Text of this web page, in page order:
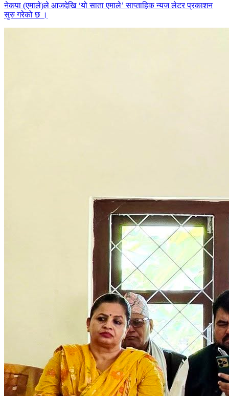
नेकपा (एमाले)ले आजदेखि ‘यो साता एमाले’ साप्ताहिक न्यज लेटर प्रकाशन
सुरु गरेको छ ।